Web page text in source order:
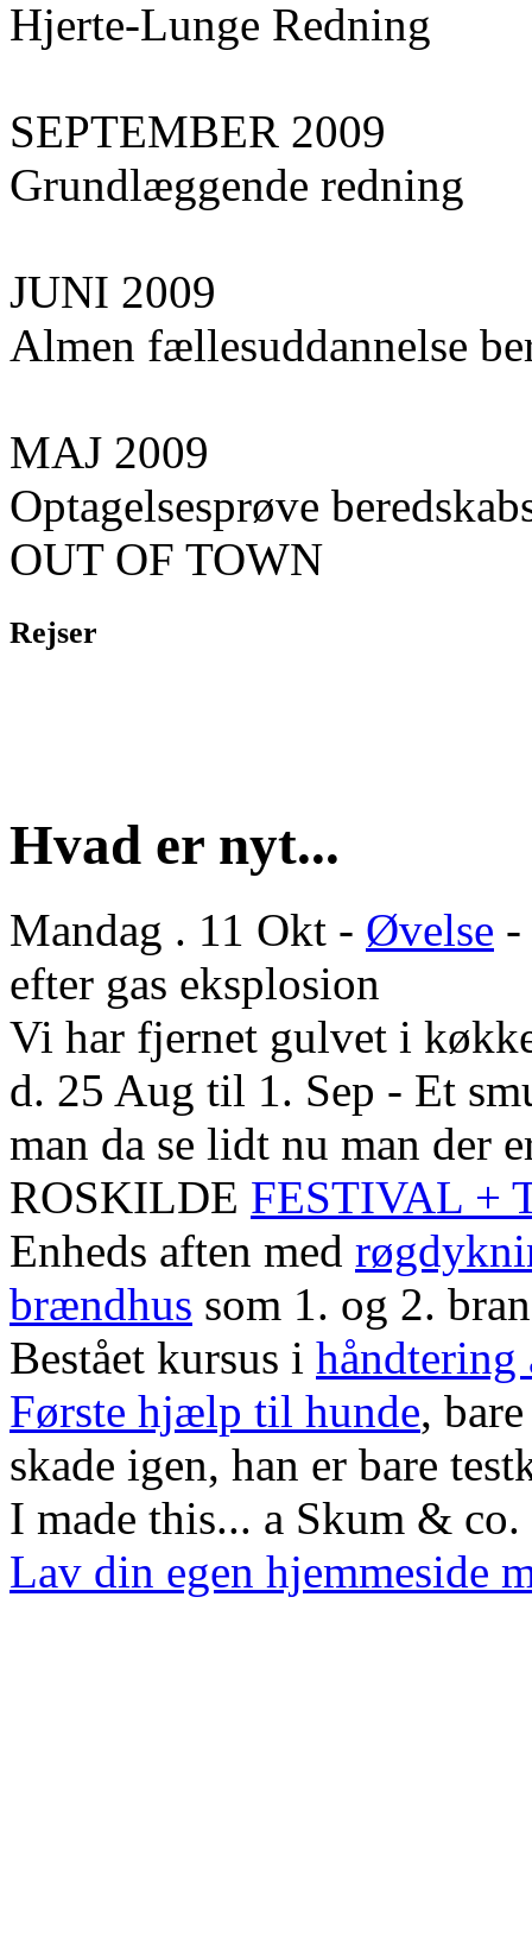
Hjerte-Lunge Redning
SEPTEMBER 2009
Grundlæggende redning
JUNI 2009
Almen fællesuddannelse
MAJ 2009
Optagelsesprøve
OUT OF TOWN
Rejser
Hvad er nyt...
Mandag . 11 Okt - Øvelse -
efter gas eksplosion
Vi har fjernet gulvet i
d. 25 Aug til 1. Sep - Et
man da se lidt nu man der
ROSKILDE FESTIVAL +
Enheds aften med
brændhus som 1. og 2.
Bestået kursus i håndtering
Første hjælp til hunde,
skade igen, han er bare
I made this... a Skum &
Lav din egen hjemmeside